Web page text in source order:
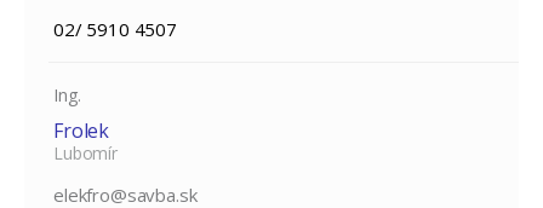
02/ 5910 4507
Ing.
Frolek
Lubomír
elekfro@savba.sk